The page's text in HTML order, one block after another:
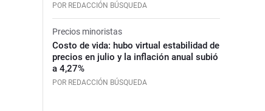
POR REDACCIÓN BÚSQUEDA
Precios minoristas
Costo de vida: hubo virtual estabilidad de
precios en julio y la inflación anual subió
a 4,27%
POR REDACCIÓN BÚSQUEDA